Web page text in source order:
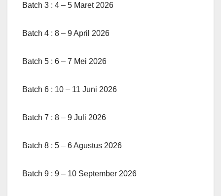
Batch 3 : 4 – 5 Maret 2026
Batch 4 : 8 – 9 April 2026
Batch 5 : 6 – 7 Mei 2026
Batch 6 : 10 – 11 Juni 2026
Batch 7 : 8 – 9 Juli 2026
Batch 8 : 5 – 6 Agustus 2026
Batch 9 : 9 – 10 September 2026